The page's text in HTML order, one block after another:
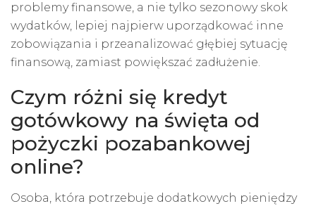
problemy finansowe, a nie tylko sezonowy skok
wydatków, lepiej najpierw uporządkować inne
zobowiązania i przeanalizować głębiej sytuację
finansową, zamiast powiększać zadłużenie.
Czym różni się kredyt
gotówkowy na święta od
pożyczki pozabankowej
online?
Osoba, która potrzebuje dodatkowych pieniędzy